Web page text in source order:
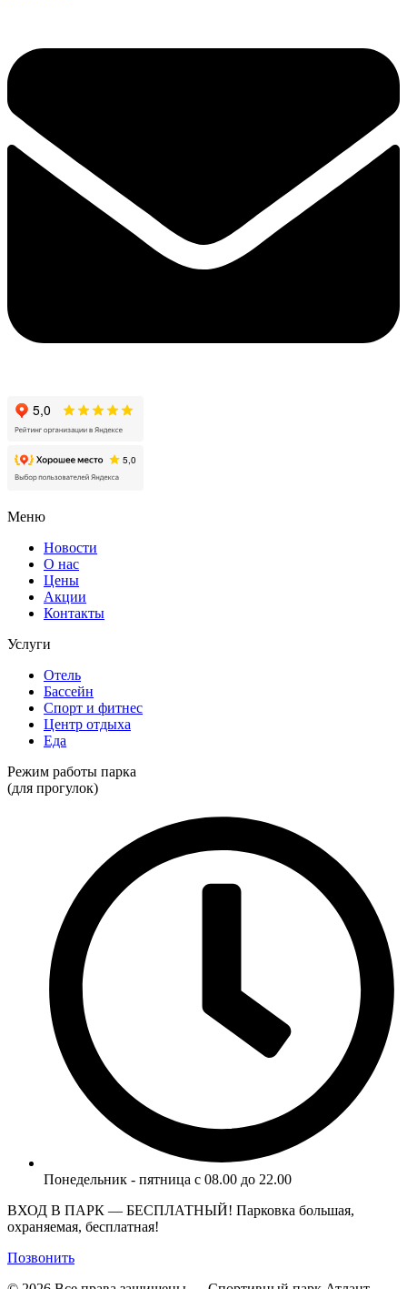
Меню
Новости
О нас
Цены
Акции
Контакты
Услуги
Отель
Бассейн
Спорт и фитнес
Центр отдыха
Еда
Режим работы парка
(для прогулок)
Понедельник - пятница с 08.00 до 22.00
ВХОД В ПАРК — БЕСПЛАТНЫЙ! Парковка большая,
охраняемая, бесплатная!
Позвонить